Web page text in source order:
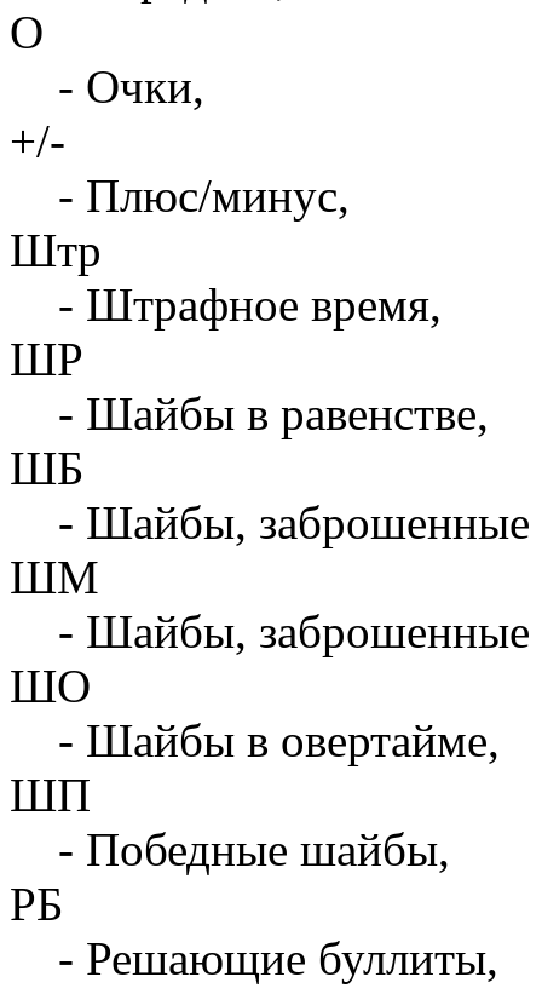
О
- Очки,
+/-
- Плюс/минус,
Штр
- Штрафное время,
ШР
- Шайбы в равенстве,
ШБ
- Шайбы, заброшенные
ШМ
- Шайбы, заброшенные
ШО
- Шайбы в овертайме,
ШП
- Победные шайбы,
РБ
- Решающие буллиты,